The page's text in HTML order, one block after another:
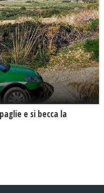
e si becca la